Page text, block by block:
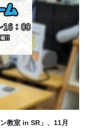
教室 in SR」、11月